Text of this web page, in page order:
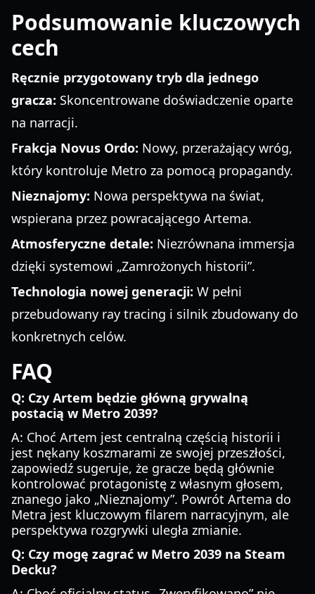
Podsumowanie kluczowych
cech
Ręcznie przygotowany tryb dla jednego
gracza: Skoncentrowane doświadczenie oparte
na narracji.
Frakcja Novus Ordo: Nowy, przerażający wróg,
który kontroluje Metro za pomocą propagandy.
Nieznajomy: Nowa perspektywa na świat,
wspierana przez powracającego Artema.
Atmosferyczne detale: Niezrównana immersja
dzięki systemowi „Zamrożonych historii”.
Technologia nowej generacji: W pełni
przebudowany ray tracing i silnik zbudowany do
konkretnych celów.
FAQ
Q: Czy Artem będzie główną grywalną
postacią w Metro 2039?
A: Choć Artem jest centralną częścią historii i
jest nękany koszmarami ze swojej przeszłości,
zapowiedź sugeruje, że gracze będą głównie
kontrolować protagonistę z własnym głosem,
znanego jako „Nieznajomy”. Powrót Artema do
Metra jest kluczowym filarem narracyjnym, ale
perspektywa rozgrywki uległa zmianie.
Q: Czy mogę zagrać w Metro 2039 na Steam
Decku?